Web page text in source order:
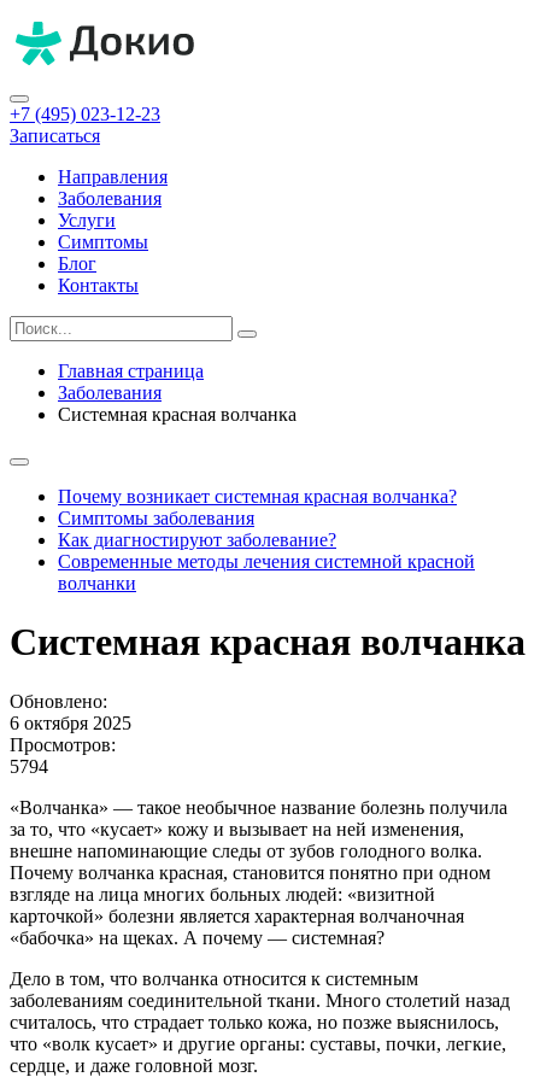
+7 (495) 023-12-23
Записаться
Направления
Заболевания
Услуги
Симптомы
Блог
Контакты
Главная страница
Заболевания
Системная красная волчанка
Почему возникает системная красная волчанка?
Симптомы заболевания
Как диагностируют заболевание?
Современные методы лечения системной красной
волчанки
Системная красная волчанка
Обновлено:
6 октября 2025
Просмотров:
5794
«Волчанка» — такое необычное название болезнь получила
за то, что «кусает» кожу и вызывает на ней изменения,
внешне напоминающие следы от зубов голодного волка.
Почему волчанка красная, становится понятно при одном
взгляде на лица многих больных людей: «визитной
карточкой» болезни является характерная волчаночная
«бабочка» на щеках. А почему — системная?
Дело в том, что волчанка относится к системным
заболеваниям соединительной ткани. Много столетий назад
считалось, что страдает только кожа, но позже выяснилось,
что «волк кусает» и другие органы: суставы, почки, легкие,
сердце, и даже головной мозг.